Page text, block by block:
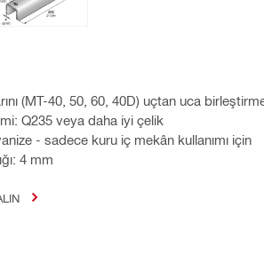
(MT-40, 50, 60, 40D) uçtan uca
Q235 veya daha iyi çelik
- sadece kuru iç mekân kullanımı için
4 mm